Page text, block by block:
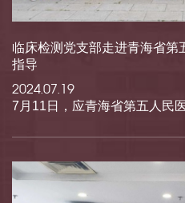
临床检测党支部走进青海省
指导
2024.07.19